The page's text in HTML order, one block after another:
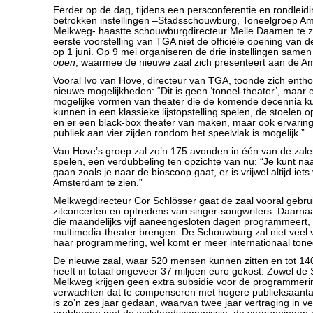
Eerder op de dag, tijdens een persconferentie en
betrokken instellingen –Stadsschouwburg, Toneelgroep
Melkweg- haastte schouwburgdirecteur Melle Daamen te
eerste voorstelling van TGA niet de officiële opening van
op 1 juni. Op 9 mei organiseren de drie instellingen
open, waarmee de nieuwe zaal zich presenteert aan de
Vooral Ivo van Hove, directeur van TGA, toonde zich
nieuwe mogelijkheden: “Dit is geen ‘toneel-theater’, maar
mogelijke vormen van theater die de komende decennia
kunnen in een klassieke lijstopstelling spelen, de stoelen
en er een black-box theater van maken, maar ook
publiek aan vier zijden rondom het speelvlak is mogelijk.”
Van Hove’s groep zal zo’n 175 avonden in één van de
spelen, een verdubbeling ten opzichte van nu: “Je kunt
gaan zoals je naar de bioscoop gaat, er is vrijwel altijd iets
Amsterdam te zien.”
Melkwegdirecteur Cor Schlösser gaat de zaal vooral
zitconcerten en optredens van singer-songwriters.
die maandelijks vijf aaneengesloten dagen
multimedia-theater brengen. De Schouwburg zal niet veel
haar programmering, wel komt er meer internationaal
De nieuwe zaal, waar 520 mensen kunnen zitten en tot
heeft in totaal ongeveer 37 miljoen euro gekost. Zowel de
Melkweg krijgen geen extra subsidie voor de
verwachten dat te compenseren met hogere
is zo’n zes jaar gedaan, waarvan twee jaar vertraging in